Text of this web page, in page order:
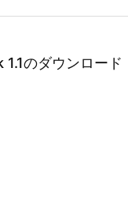
のダウンロード